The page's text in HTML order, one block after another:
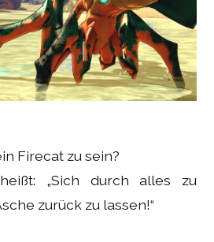
Firecat zu sein?
Sich durch alles zu
zurück zu lassen!